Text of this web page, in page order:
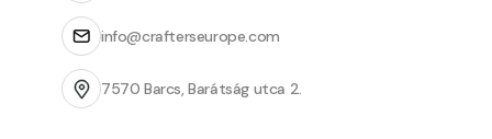
info@crafterseurope.com
7570 Barcs, Barátság utca 2.